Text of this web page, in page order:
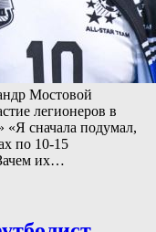
Мостовой
легионеров в
сначала подумал,
по 10-15
их…